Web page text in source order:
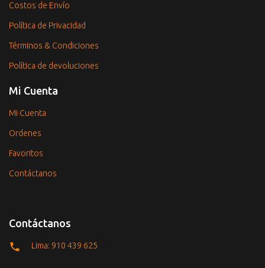
Costos de Envío
Política de Privacidad
Términos & Condiciones
Política de devoluciones
Mi Cuenta
Mi Cuenta
Ordenes
Favoritos
Contáctanos
Contáctanos
Lima: 910 439 625